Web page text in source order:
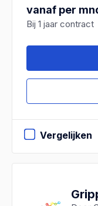
vanaf per
Bij 1 jaar contract
Vergelijken